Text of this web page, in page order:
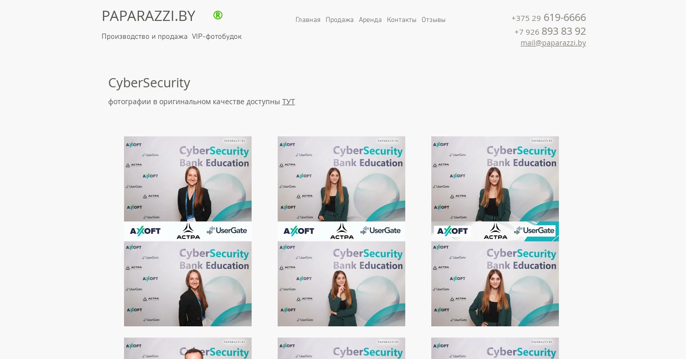
PAPARAZZI.BY ®
Производство и продажа VIP-фотобудок
Главная Продажа Аренда Контакты Отзывы +375 29 619-6666
+7 926 893 83 92
mail@paparazzi.by
CyberSecurity
фотографии в оригинальном качестве доступны ТУТ